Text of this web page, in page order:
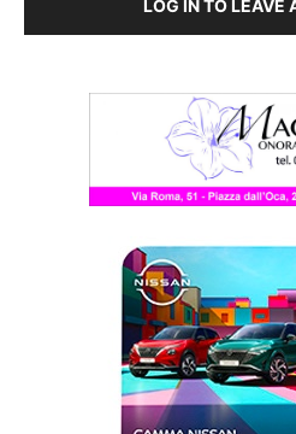
LOG IN TO LEAVE